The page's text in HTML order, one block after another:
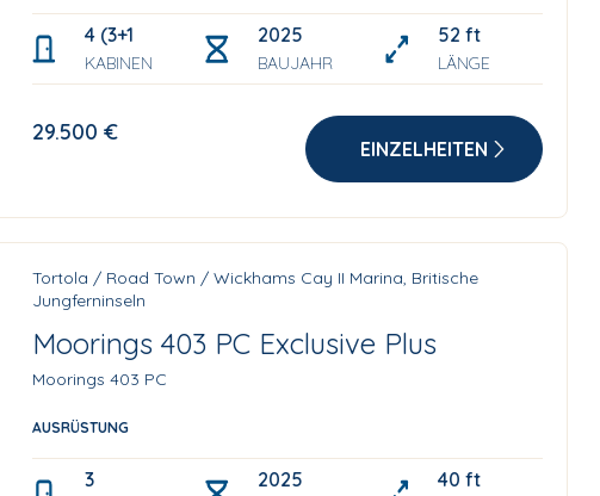
4 (3+1)
KABINEN
2025
BAUJAHR
52 ft
LÄNGE
29.500 €
EINZELHEITEN
Tortola / Road Town / Wickhams Cay II Marina, Britische
Jungferninseln
Moorings 403 PC Exclusive Plus
Moorings 403 PC
AUSRÜSTUNG
3 2025 40 ft